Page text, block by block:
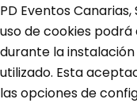
PD Eventos Canarias,
uso de cookies
durante la
utilizado. Esta
las opciones de